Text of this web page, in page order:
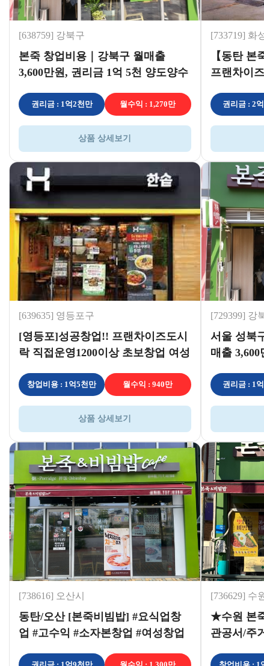
[638759] 강북구
본죽 창업비용｜강북구 월매출
3,600만원, 권리금 1억 5천 양도양수
권리금 : 1억2천만 월수익 : 1,270만
상품 상세보기
[733719] 화
【동탄
프랜차이
권리금 : 2
[639635] 영등포구
[영등포]성공창업!! 프랜차이즈도시
락 직접운영1200이상 초보창업 여성
창업비용 : 1억5천만 월수익 : 940만
상품 상세보기
[729399] 강
서울 성북
매출 3,600
권리금 : 1
[738616] 오산시
동탄/오산 [본죽비빔밥] #요식업창
업 #고수익 #소자본창업 #여성창업
[736629] 수
★수원 본
관공서/주